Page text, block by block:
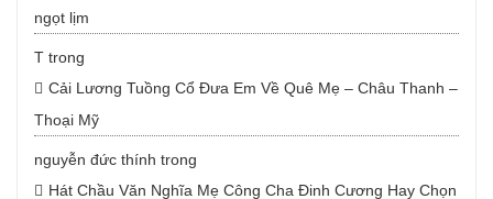
ngọt lịm
T trong
Cải Lương Tuồng Cổ Đưa Em Về Quê Mẹ – Châu Thanh –
Thoại Mỹ
nguyễn đức thính trong
Hát Chầu Văn Nghĩa Mẹ Công Cha Đinh Cương Hay Chọn